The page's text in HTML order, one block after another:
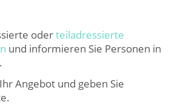
oderteiladressierte
und informieren Sie Personen in
Angebot und geben Sie